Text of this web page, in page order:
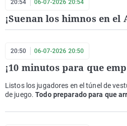
20:54 06-07-2026 20:54
¡Suenan los himnos en el
20:50 06-07-2026 20:50
¡10 minutos para que
Listos los jugadores en el túnel de
de juego.Todo preparado para que